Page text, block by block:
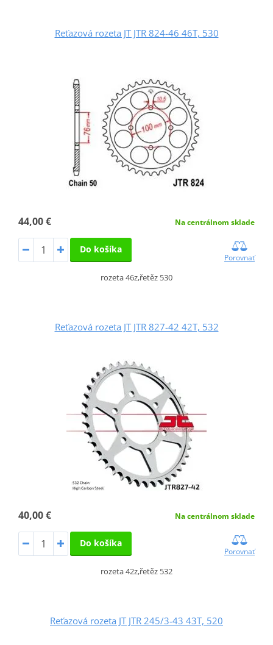
Reťazová rozeta JT JTR 824-46 46T, 530
44,00 € Na centrálnom sklade
Do košíka
Porovnať
rozeta 46z,řetěz 530
Reťazová rozeta JT JTR 827-42 42T, 532
40,00 € Na centrálnom sklade
Do košíka
Porovnať
rozeta 42z,řetěz 532
Reťazová rozeta JT JTR 245/3-43 43T, 520